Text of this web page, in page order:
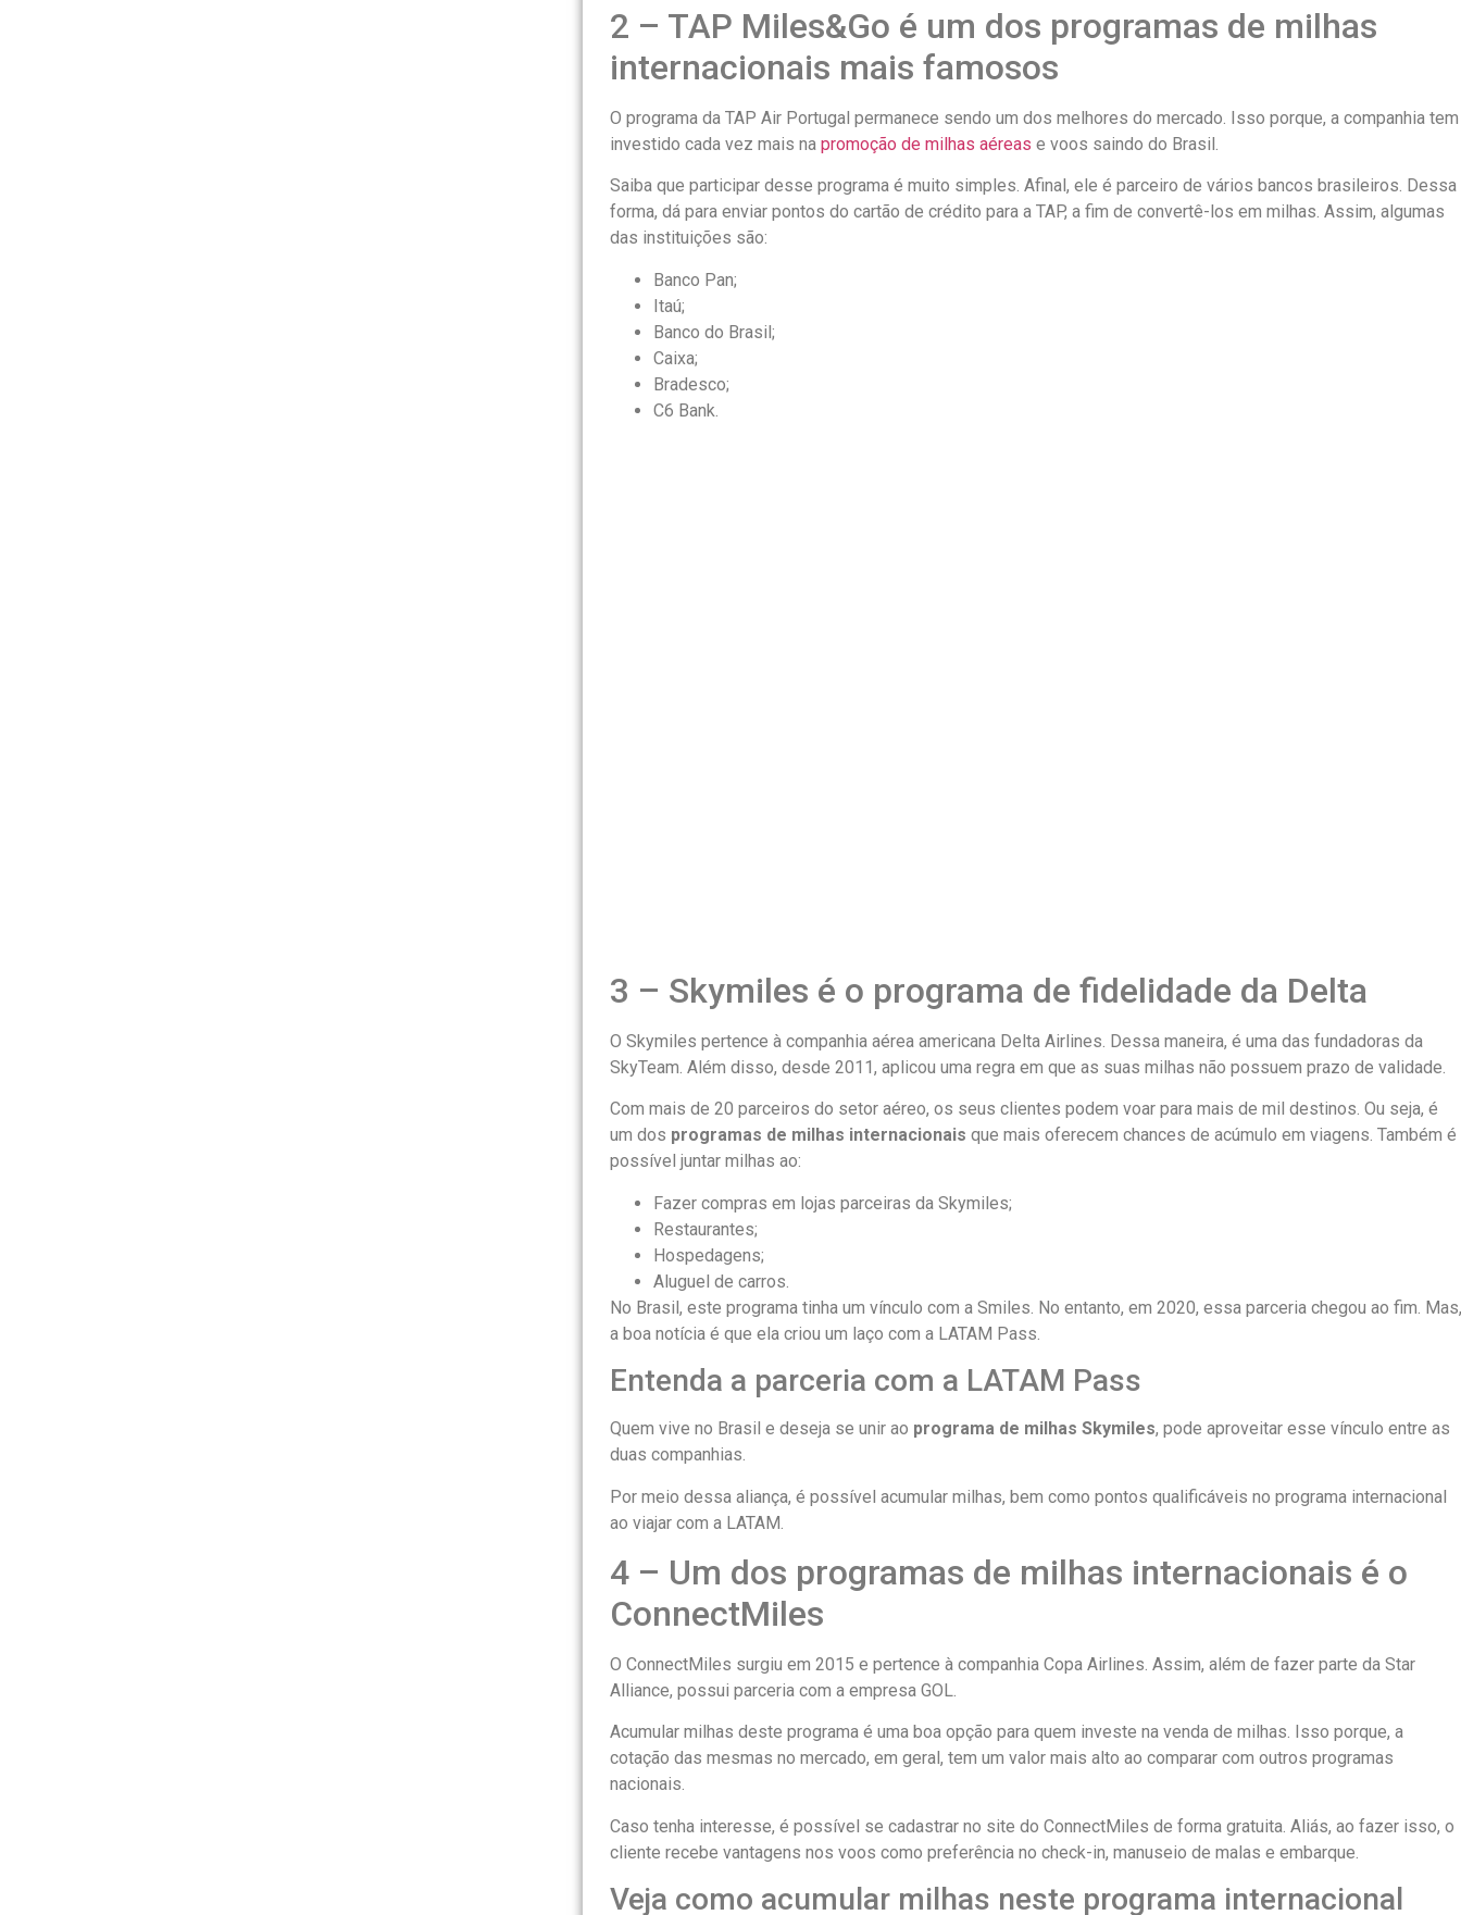
2 – TAP Miles&Go é um dos programas de milhas
internacionais mais famosos
O programa da TAP Air Portugal permanece sendo um dos melhores do mercado. Isso porque, a companhia tem
investido cada vez mais na promoção de milhas aéreas e voos saindo do Brasil.
Saiba que participar desse programa é muito simples. Afinal, ele é parceiro de vários bancos brasileiros. Dessa
forma, dá para enviar pontos do cartão de crédito para a TAP, a fim de convertê-los em milhas. Assim, algumas
das instituições são:
Banco Pan;
Itaú;
Banco do Brasil;
Caixa;
Bradesco;
C6 Bank.
3 – Skymiles é o programa de fidelidade da Delta
O Skymiles pertence à companhia aérea americana Delta Airlines. Dessa maneira, é uma das fundadoras da
SkyTeam. Além disso, desde 2011, aplicou uma regra em que as suas milhas não possuem prazo de validade.
Com mais de 20 parceiros do setor aéreo, os seus clientes podem voar para mais de mil destinos. Ou seja, é
um dos programas de milhas internacionais que mais oferecem chances de acúmulo em viagens. Também é
possível juntar milhas ao:
Fazer compras em lojas parceiras da Skymiles;
Restaurantes;
Hospedagens;
Aluguel de carros.
No Brasil, este programa tinha um vínculo com a Smiles. No entanto, em 2020, essa parceria chegou ao fim. Mas,
a boa notícia é que ela criou um laço com a LATAM Pass.
Entenda a parceria com a LATAM Pass
Quem vive no Brasil e deseja se unir ao programa de milhas Skymiles, pode aproveitar esse vínculo entre as
duas companhias.
Por meio dessa aliança, é possível acumular milhas, bem como pontos qualificáveis no programa internacional
ao viajar com a LATAM.
4 – Um dos programas de milhas internacionais é o
ConnectMiles
O ConnectMiles surgiu em 2015 e pertence à companhia Copa Airlines. Assim, além de fazer parte da Star
Alliance, possui parceria com a empresa GOL.
Acumular milhas deste programa é uma boa opção para quem investe na venda de milhas. Isso porque, a
cotação das mesmas no mercado, em geral, tem um valor mais alto ao comparar com outros programas
nacionais.
Caso tenha interesse, é possível se cadastrar no site do ConnectMiles de forma gratuita. Aliás, ao fazer isso, o
cliente recebe vantagens nos voos como preferência no check-in, manuseio de malas e embarque.
Veja como acumular milhas neste programa internacional